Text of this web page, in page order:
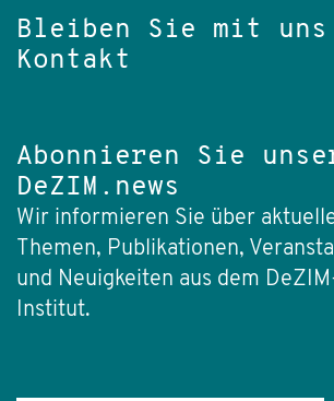
Bleiben Sie mit
Kontakt
Abonnieren Sie
DeZIM.news
Wir informieren Sie über
Themen, Publikationen,
und Neuigkeiten aus dem
Institut.